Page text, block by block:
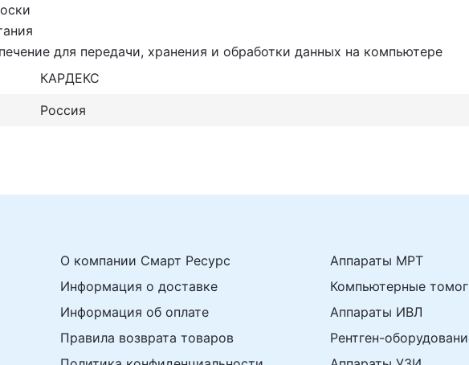
для передачи, хранения и обработки данных на компьютере
КАРДЕКС
Россия
О компании Смарт Ресурс
Информация о доставке
Информация об оплате
Правила возврата товаров
Аппараты МРТ
Компьютерные
Аппараты ИВЛ
Рентген-